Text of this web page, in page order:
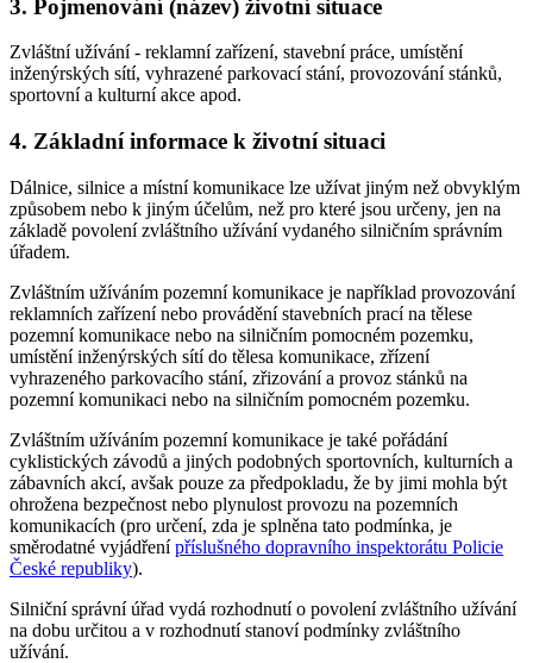
3. Pojmenování (název) životní situace
Zvláštní užívání - reklamní zařízení, stavební práce, umístění
inženýrských sítí, vyhrazené parkovací stání, provozování stánků,
sportovní a kulturní akce apod.
4. Základní informace k životní situaci
Dálnice, silnice a místní komunikace lze užívat jiným než obvyklým
způsobem nebo k jiným účelům, než pro které jsou určeny, jen na
základě povolení zvláštního užívání vydaného silničním správním
úřadem.
Zvláštním užíváním pozemní komunikace je například provozování
reklamních zařízení nebo provádění stavebních prací na tělese
pozemní komunikace nebo na silničním pomocném pozemku,
umístění inženýrských sítí do tělesa komunikace, zřízení
vyhrazeného parkovacího stání, zřizování a provoz stánků na
pozemní komunikaci nebo na silničním pomocném pozemku.
Zvláštním užíváním pozemní komunikace je také pořádání
cyklistických závodů a jiných podobných sportovních, kulturních a
zábavních akcí, avšak pouze za předpokladu, že by jimi mohla být
ohrožena bezpečnost nebo plynulost provozu na pozemních
komunikacích (pro určení, zda je splněna tato podmínka, je
směrodatné vyjádřenípříslušného dopravního inspektorátu Policie
České republiky).
Silniční správní úřad vydá rozhodnutí o povolení zvláštního užívání
na dobu určitou a v rozhodnutí stanoví podmínky zvláštního
užívání.